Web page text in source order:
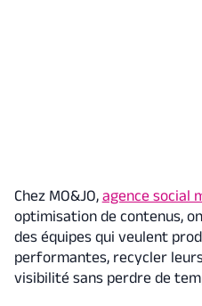
Chez MO&JO, agence social
optimisation de contenus,
des équipes qui veulent
performantes, recycler
visibilité sans perdre de